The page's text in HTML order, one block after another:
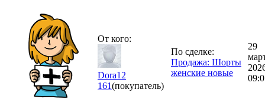
От кого:
Dora12
161(покупатель)
По сделке:
Продажа: Шорты
женские новые
29